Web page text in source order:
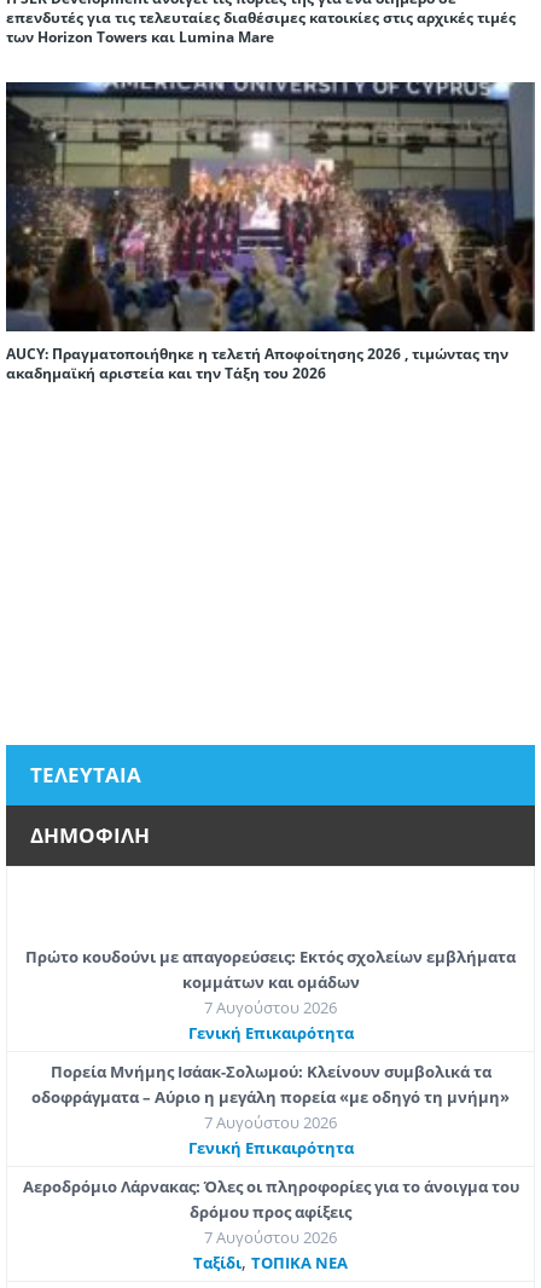
επενδυτές για τις τελευταίες διαθέσιμες κατοικίες στις αρχικές τιμές
των Horizon Towers και Lumina Mare
AUCY: Πραγματοποιήθηκε η τελετή Αποφοίτησης 2026 , τιμώντας την
ακαδημαϊκή αριστεία και την Τάξη του 2026
ΤΕΛΕΥΤΑΙΑ
ΔΗΜΟΦΙΛΗ
Πρώτο κουδούνι με απαγορεύσεις: Εκτός σχολείων εμβλήματα
κομμάτων και ομάδων
7 Αυγούστου 2026
Γενική Επικαιρότητα
Πορεία Μνήμης Ισάακ-Σολωμού: Κλείνουν συμβολικά τα
οδοφράγματα – Αύριο η μεγάλη πορεία «με οδηγό τη μνήμη»
7 Αυγούστου 2026
Γενική Επικαιρότητα
Αεροδρόμιο Λάρνακας: Όλες οι πληροφορίες για το άνοιγμα του
δρόμου προς αφίξεις
7 Αυγούστου 2026
Ταξίδι, ΤΟΠΙΚΑ ΝΕΑ